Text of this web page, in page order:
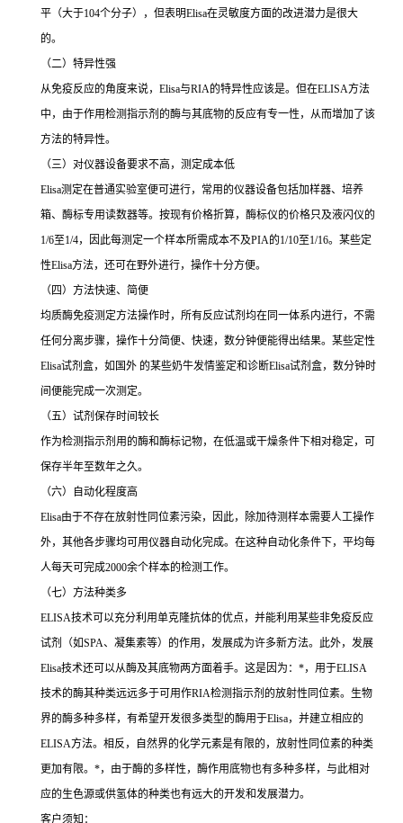
平（大于104个分子），但表明Elisa在灵敏度方面的改进潜力是很大
的。
（二）特异性强
从免疫反应的角度来说， Elisa与RIA的特异性应该是。但在ELISA方法
中，由于作用检测指示剂的酶与其底物的反应有专一性，从而增加了该
方法的特异性。
（三）对仪器设备要求不高，测定成本低
Elisa测定在普通实验室便可进行，常用的仪器设备包括加样器、培养
箱、酶标专用读数器等。按现有价格折算，酶标仪的价格只及液闪仪的
1/6至1/4，因此每测定一个样本所需成本不及PIA的1/10至1/16。某些定
性Elisa方法，还可在野外进行，操作十分方便。
（四）方法快速、简便
均质酶免疫测定方法操作时，所有反应试剂均在同一体系内进行，不需
任何分离步骤，操作十分简便、快速，数分钟便能得出结果。某些定性
Elisa试剂盒，如国外 的某些奶牛发情鉴定和诊断Elisa试剂盒，数分钟时
间便能完成一次测定。
（五）试剂保存时间较长
作为检测指示剂用的酶和酶标记物，在低温或干燥条件下相对稳定，可
保存半年至数年之久。
（六）自动化程度高
Elisa由于不存在放射性同位素污染，因此，除加待测样本需要人工操作
外，其他各步骤均可用仪器自动化完成。在这种自动化条件下，平均每
人每天可完成2000余个样本的检测工作。
（七）方法种类多
ELISA技术可以充分利用单克隆抗体的优点，并能利用某些非免疫反应
试剂（如SPA、凝集素等）的作用，发展成为许多新方法。此外，发展
Elisa技术还可以从酶及其底物两方面着手。这是因为： *，用于ELISA
技术的酶其种类远远多于可用作RIA检测指示剂的放射性同位素。生物
界的酶多种多样，有希望开发很多类型的酶用于Elisa，并建立相应的
ELISA方法。相反，自然界的化学元素是有限的，放射性同位素的种类
更加有限。 *，由于酶的多样性，酶作用底物也有多种多样，与此相对
应的生色源或供氢体的种类也有远大的开发和发展潜力。
客户须知：